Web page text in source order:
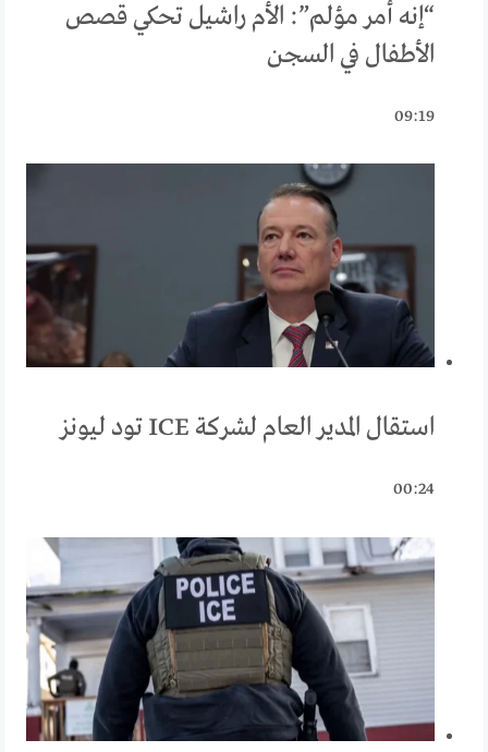
“إنه أمر مؤلم”: الأم راشيل تحكي قصص
الأطفال في السجن
09:19
استقال المدير العام لشركة ICE تود ليونز
00:24